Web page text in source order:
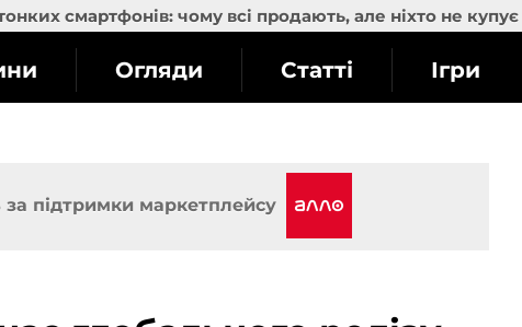
смартфонів: чому всі продають, але ніхто не купує
Огляди Статті Ігри
за підтримки маркетплейсу